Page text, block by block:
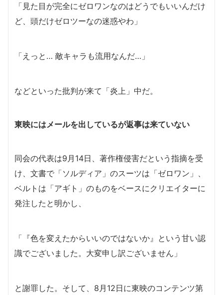
「見た目が完全にゼロワンなのはどうでもいいんだけ
ど、頭だけゼロツーなの迷惑やわ」
「えっと… 敵キャラも流用なんだ…」
などといった批判が来て「炎上」中だ。
東映にはメールを出しているが返事は来ていない
同会の代表は9月14日、著作権侵害だという指摘を受
け、文書で「ソルディア」のスーツは「ゼロワン」、
ベルトは「アギト」のものをベースにクリエイターに
発注したと明かし、
「『色を変えたからいいのではないか』という甘い認
識でございました。大変申し訳ございません」
と謝罪した。そして、8月12日に東映のコンテンツ第